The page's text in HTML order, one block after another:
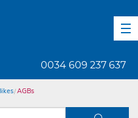
0034 609 237 637
AGBs